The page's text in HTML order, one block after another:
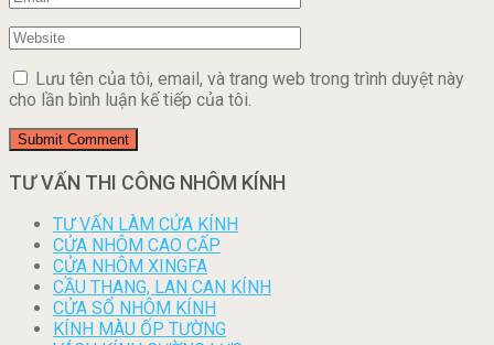
Lưu tên của tôi, email, và trang web trong trình duyệt này
cho lần bình luận kế tiếp của tôi.
TƯ VẤN THI CÔNG NHÔM KÍNH
TƯ VẤN LÀM CỬA KÍNH
CỬA NHÔM CAO CẤP
CỬA NHÔM XINGFA
CẦU THANG, LAN CAN KÍNH
CỬA SỔ NHÔM KÍNH
KÍNH MÀU ỐP TƯỜNG